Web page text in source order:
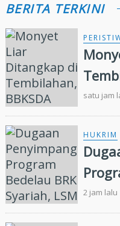
BERITA TERKINI
satu jam
HUKRIM
Riau
2 jam lalu